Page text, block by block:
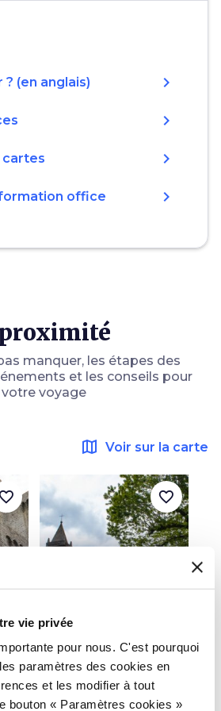
vie privée
pour nous. C'est pourquoi
paramètres des cookies en
et les modifier à tout
bouton « Paramètres cookies »
? (en anglais) chevron_right
chevron_right
cartes chevron_right
office chevron_right
manquer, les étapes des
et les conseils pour
votre voyage
map Voir sur la carte
Sanctuaire de la
Madonna di San
favorite_border